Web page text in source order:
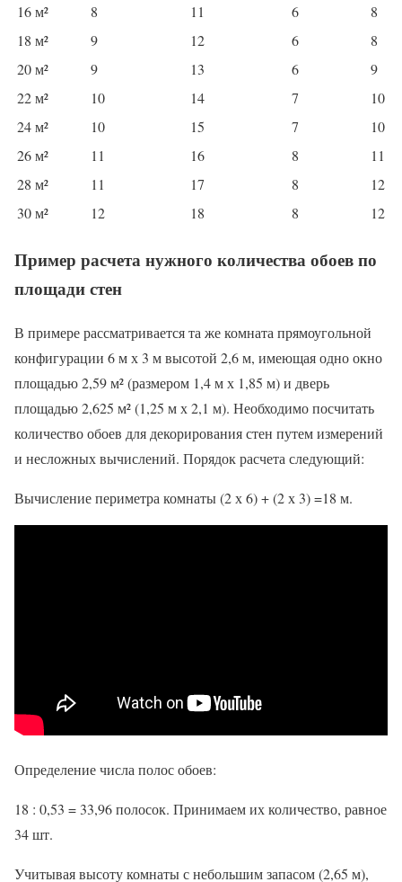
16 м²
8 11 6
8
18 м²
9 12 6
8
20 м²
9 13 6
9
22 м²
10 14 7
10
24 м²
10 15 7
10
26 м²
11 16 8
11
28 м²
11 17 8
12
30 м²
12 18 8 12
Пример расчета нужного количества обоев по
площади стен
В примере рассматривается та же комната прямоугольной
конфигурации 6 м х 3 м высотой 2,6 м, имеющая одно окно
площадью 2,59 м² (размером 1,4 м х 1,85 м) и дверь
площадью 2,625 м² (1,25 м х 2,1 м). Необходимо посчитать
количество обоев для декорирования стен путем измерений
и несложных вычислений. Порядок расчета следующий:
Вычисление периметра комнаты (2 х 6) + (2 х 3) =18 м.
Определение числа полос обоев:
18 : 0,53 = 33,96 полосок. Принимаем их количество, равное
34 шт.
Учитывая высоту комнаты с небольшим запасом (2,65 м),